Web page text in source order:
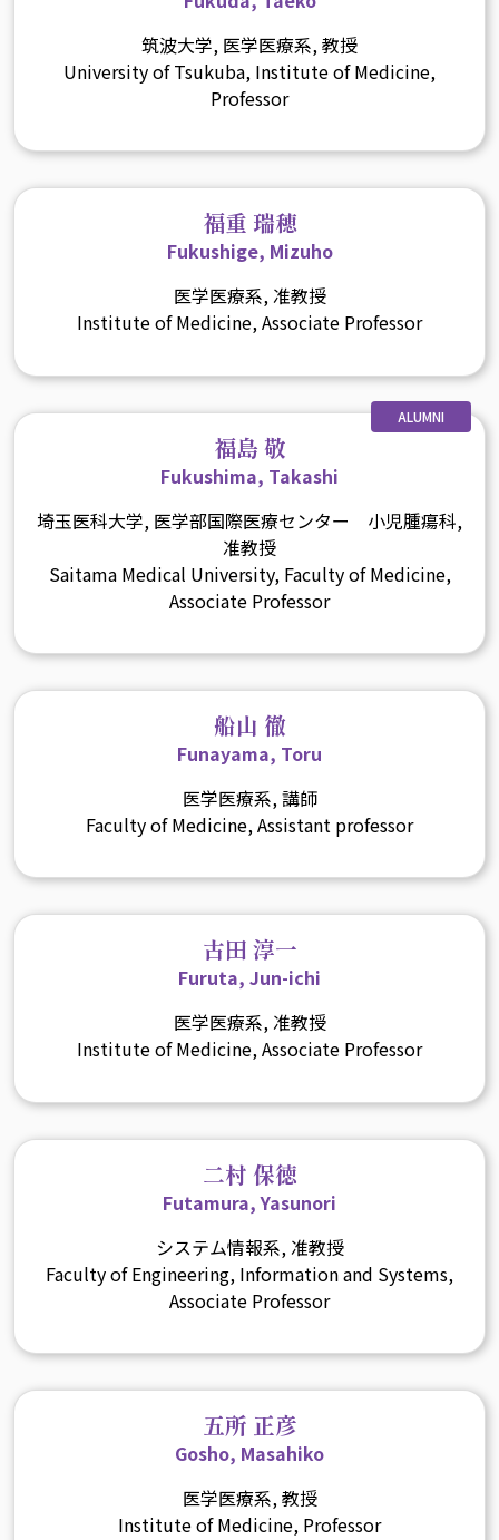
筑波大学, 医学医療系, 教授
University of Tsukuba, Institute of Medicine,
Professor
福重 瑞穂
Fukushige, Mizuho
医学医療系, 准教授
Institute of Medicine, Associate Professor
ALUMNI
福島 敬
Fukushima, Takashi
埼玉医科大学, 医学部国際医療センター 小児腫瘍科,
准教授
Saitama Medical University, Faculty of Medicine,
Associate Professor
船山 徹
Funayama, Toru
医学医療系, 講師
Faculty of Medicine, Assistant professor
古田 淳一
Furuta, Jun-ichi
医学医療系, 准教授
Institute of Medicine, Associate Professor
二村 保徳
Futamura, Yasunori
システム情報系, 准教授
Faculty of Engineering, Information and Systems,
Associate Professor
五所 正彦
Gosho, Masahiko
医学医療系, 教授
Institute of Medicine, Professor